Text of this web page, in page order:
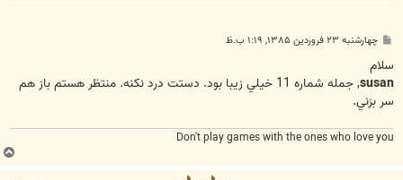
پ
ت
چهارشنبه ۲۳ فروردین ۱۳۸۵, ۱:۱۹ ب.ظ
سلام
susan
, جمله شماره 11 خيلي زيبا بود. دستت درد نکنه. منتظر هستم باز هم
سر بزني.
Don't play games with the ones who love you
ب
ا